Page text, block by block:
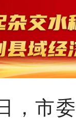
，市